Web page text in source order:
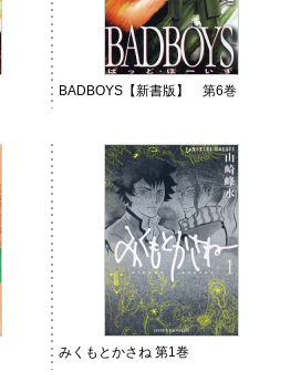
BADBOYS【新書版】 第6巻
みくもとかさね 第1巻